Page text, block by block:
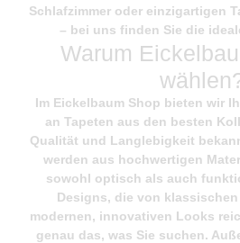
Schlafzimmer oder einzigartigen
– bei uns finden Sie die
Warum
Im Eickelbaum Shop bieten wir
an Tapeten aus den besten
Qualität und Langlebigkeit
werden aus hochwertigen
sowohl optisch als auch
Designs, die von
modernen, innovativen Looks
genau das, was Sie suchen.